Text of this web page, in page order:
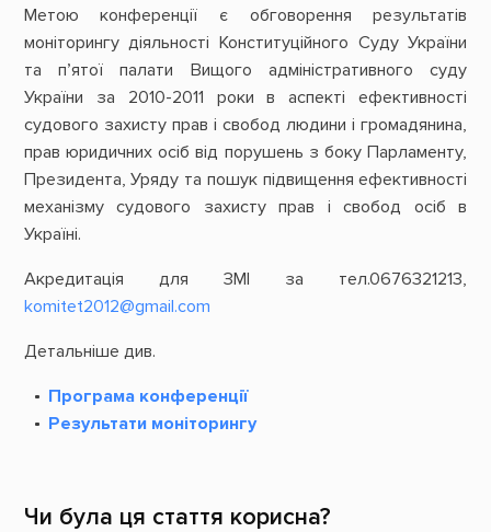
Метою конференції є обговорення результатів
моніторингу діяльності Конституційного Суду України
та п’ятої палати Вищого адміністративного суду
України за 2010-2011 роки в аспекті ефективності
судового захисту прав і свобод людини і громадянина,
прав юридичних осіб від порушень з боку Парламенту,
Президента, Уряду та пошук підвищення ефективності
механізму судового захисту прав і свобод осіб в
Україні.
Акредитація для ЗМІ за тел.0676321213,
komitet2012@gmail.com
Детальніше див.
Програма конференції
Результати моніторингу
Чи була ця стаття корисна?